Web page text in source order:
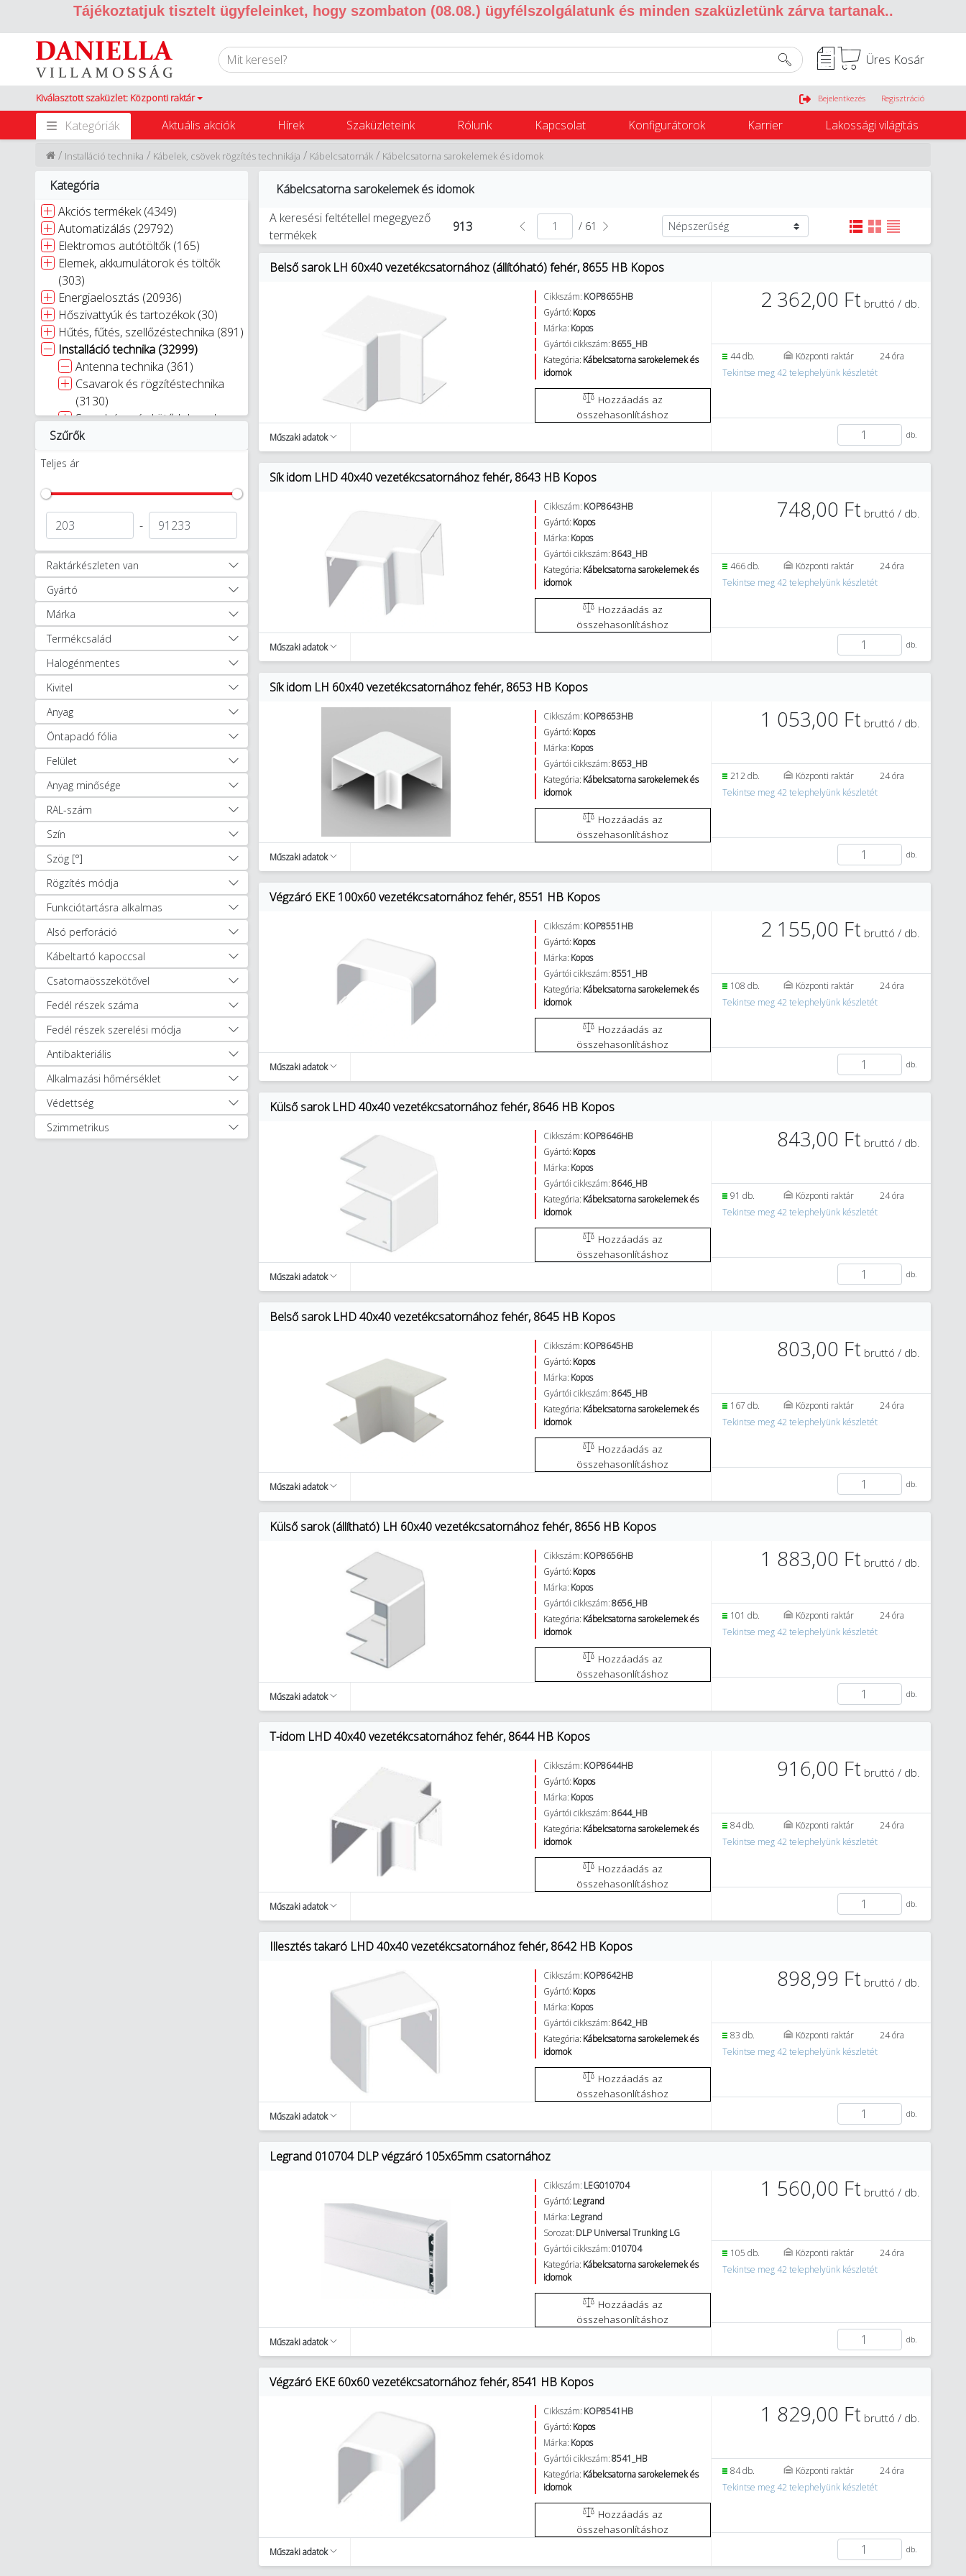
Tájékoztatjuk tisztelt ügyfeleinket, hogy szombaton (08.08.) ügyfélszolgálatunk és minden szaküzletünk zárva tartanak..
Üres Kosár
Kiválasztott szaküzlet: Központi raktár Belépés
Bejelentkezés Regisztráció
Kategóriák Aktuális akciók Hírek Szaküzleteink Rólunk Kapcsolat Konfigurátorok Karrier Lakossági világítás
Kábelcsatorna sarokelemek és idomok
/
Kábelcsatornák
/
Kábelek, csövek rögzítés technikája
/
Installáció technika
/
Kategória
Akciós termékek (4349)
Automatizálás (29792)
Elektromos autótöltők (165)
Elemek, akkumulátorok és töltők
(303)
Energiaelosztás (20936)
Hőszivattyúk és tartozékok (30)
Hűtés, fűtés, szellőzéstechnika (891)
Installáció technika (32999)
Antenna technika (361)
Csavarok és rögzítéstechnika
(3130)
Szerelvény- és kötődobozok
(1311)
Elosztók, hosszabbítók (771)
Kábelvédelem és szigetelés (674)
Kábel- és vezetékjelölés (784)
Kábelek, csövek rögzítés
technikája (3944)
Kábelcsatornák (2162)
Műanyag kábelcsatornák
Kábelcsatorna fedelek,
takaróidomok (145)
Kábelcsatorna kiegészítők
(97)
beépítőkeretek (127)
Kábelcsatorna
sarokelemek és idomok
(913)
Kábelcsatorna
Kábelcsatorna végzárók
(171)
Kábelrendezők és
rögzítők (22)
Perforált kábelcsatornák
és tartozékai (174)
Taposócsatornák és
tartozékai (44)
Csoportos kábelrögzítő (62)
Csőbilincsek (376)
Kábelbilincsek (1250)
Szögelhető bilincsek (94)
Kábel/vezeték szerelési és
csatlakozó anyagok (2520)
Kábeltartó rendszerek (14813)
Padlódobozok, padló alatti
szerelési rendszerek (885)
Tűzvédelmi kiegészítők (61)
Villanyszerelési védőcsövek és
Szűrők
Teljes ár
-
Raktárkészleten van
Gyártó
Márka
Termékcsalád
Halogénmentes
Kivitel
Anyag
Öntapadó fólia
Felület
Anyag minősége
RAL-szám
Szín
Szög [°]
Rögzítés módja
Funkciótartásra alkalmas
Alsó perforáció
Kábeltartó kapoccsal
Csatornaösszekötővel
Fedél részek száma
Fedél részek szerelési módja
Antibakteriális
Alkalmazási hőmérséklet
Védettség
Szimmetrikus
Kábelcsatorna sarokelemek és idomok
A keresési feltétellel megegyező
termékek
913 / 61
Belső sarok LH 60x40 vezetékcsatornához (állítóható) fehér, 8655 HB Kopos
Cikkszám: KOP8655HB
Gyártó: Kopos
Márka: Kopos
Gyártói cikkszám:8655_HB
Kategória: Kábelcsatorna sarokelemek és
idomok
összehasonlításhoz
Műszaki adatok
2 362,00 Ft bruttó / db.
44 db. Központi raktár
24 óra
Tekintse meg 42 telephelyünk készletét
db.
Sík idom LHD 40x40 vezetékcsatornához fehér, 8643 HB Kopos
Cikkszám: KOP8643HB
Gyártó: Kopos
Márka: Kopos
Gyártói cikkszám:8643_HB
Kategória: Kábelcsatorna sarokelemek és
idomok
összehasonlításhoz
Műszaki adatok
748,00 Ft bruttó / db.
466 db. Központi raktár
24 óra
Tekintse meg 42 telephelyünk készletét
db.
Sík idom LH 60x40 vezetékcsatornához fehér, 8653 HB Kopos
Cikkszám: KOP8653HB
Gyártó: Kopos
Márka: Kopos
Gyártói cikkszám:8653_HB
Kategória: Kábelcsatorna sarokelemek és
idomok
összehasonlításhoz
Műszaki adatok
1 053,00 Ft bruttó / db.
212 db. Központi raktár
24 óra
Tekintse meg 42 telephelyünk készletét
db.
Végzáró EKE 100x60 vezetékcsatornához fehér, 8551 HB Kopos
Cikkszám: KOP8551HB
Gyártó: Kopos
Márka: Kopos
Gyártói cikkszám:8551_HB
Kategória: Kábelcsatorna sarokelemek és
idomok
összehasonlításhoz
Műszaki adatok
2 155,00 Ft bruttó / db.
108 db. Központi raktár
24 óra
Tekintse meg 42 telephelyünk készletét
db.
Külső sarok LHD 40x40 vezetékcsatornához fehér, 8646 HB Kopos
Cikkszám: KOP8646HB
Gyártó: Kopos
Márka: Kopos
Gyártói cikkszám:8646_HB
Kategória: Kábelcsatorna sarokelemek és
idomok
összehasonlításhoz
Műszaki adatok
843,00 Ft bruttó / db.
91 db. Központi raktár
24 óra
Tekintse meg 42 telephelyünk készletét
db.
Belső sarok LHD 40x40 vezetékcsatornához fehér, 8645 HB Kopos
Cikkszám: KOP8645HB
Gyártó: Kopos
Márka: Kopos
Gyártói cikkszám:8645_HB
Kategória: Kábelcsatorna sarokelemek és
idomok
összehasonlításhoz
Műszaki adatok
803,00 Ft bruttó / db.
167 db. Központi raktár
24 óra
Tekintse meg 42 telephelyünk készletét
db.
Külső sarok (állítható) LH 60x40 vezetékcsatornához fehér, 8656 HB Kopos
Cikkszám: KOP8656HB
Gyártó: Kopos
Márka: Kopos
Gyártói cikkszám:8656_HB
Kategória: Kábelcsatorna sarokelemek és
idomok
összehasonlításhoz
Műszaki adatok
1 883,00 Ft bruttó / db.
101 db. Központi raktár
24 óra
Tekintse meg 42 telephelyünk készletét
db.
T-idom LHD 40x40 vezetékcsatornához fehér, 8644 HB Kopos
Cikkszám: KOP8644HB
Gyártó: Kopos
Márka: Kopos
Gyártói cikkszám:8644_HB
Kategória: Kábelcsatorna sarokelemek és
idomok
összehasonlításhoz
Műszaki adatok
916,00 Ft bruttó / db.
84 db. Központi raktár
24 óra
Tekintse meg 42 telephelyünk készletét
db.
Illesztés takaró LHD 40x40 vezetékcsatornához fehér, 8642 HB Kopos
Cikkszám: KOP8642HB
Gyártó: Kopos
Márka: Kopos
Gyártói cikkszám:8642_HB
Kategória: Kábelcsatorna sarokelemek és
idomok
összehasonlításhoz
Műszaki adatok
898,99 Ft bruttó / db.
83 db. Központi raktár
24 óra
Tekintse meg 42 telephelyünk készletét
db.
Legrand 010704 DLP végzáró 105x65mm csatornához
Cikkszám: LEG010704
Gyártó: Legrand
Márka: Legrand
Sorozat: DLP Universal Trunking LG
Gyártói cikkszám:010704
Kategória: Kábelcsatorna sarokelemek és
idomok
összehasonlításhoz
Műszaki adatok
1 560,00 Ft bruttó / db.
105 db. Központi raktár
24 óra
Tekintse meg 42 telephelyünk készletét
db.
Végzáró EKE 60x60 vezetékcsatornához fehér, 8541 HB Kopos
Cikkszám: KOP8541HB
Gyártó: Kopos
Márka: Kopos
Gyártói cikkszám:8541_HB
Kategória: Kábelcsatorna sarokelemek és
idomok
összehasonlításhoz
Műszaki adatok
1 829,00 Ft bruttó / db.
84 db. Központi raktár
24 óra
Tekintse meg 42 telephelyünk készletét
db.